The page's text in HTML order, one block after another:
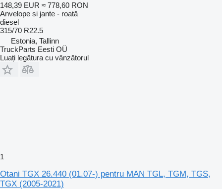
148,39 EUR ≈ 778,60 RON
Anvelope si jante - roată
diesel
315/70 R22.5
Estonia, Tallinn
TruckParts Eesti OÜ
Luați legătura cu vânzătorul
1
Otani TGX 26.440 (01.07-) pentru MAN TGL, TGM, TGS,
TGX (2005-2021)